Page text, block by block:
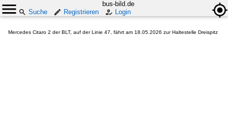
bus-bild.de
Suche
Registrieren Login
Mercedes Citaro 2 der BLT, auf der Linie 47, fährt am 18.05.2026 zur Haltestelle Dreispitz